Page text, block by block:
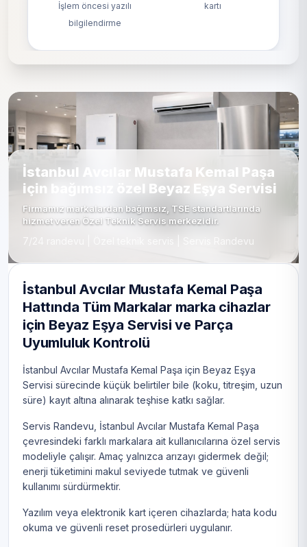
İşlem öncesi yazılı
bilgilendirme
kartı
İstanbul Avcılar Mustafa Kemal Paşa
için bağımsız özel Beyaz Eşya Servisi
Firmamız markalardan bağımsız, TSE standartlarında
hizmet veren Özel Teknik Servis merkezidir.
7/24 randevu | Özel teknik servis | Servis Randevu
İstanbul Avcılar Mustafa Kemal Paşa
Hattında Tüm Markalar marka cihazlar
için Beyaz Eşya Servisi ve Parça
Uyumluluk Kontrolü
İstanbul Avcılar Mustafa Kemal Paşa için Beyaz Eşya
Servisi sürecinde küçük belirtiler bile (koku, titreşim, uzun
süre) kayıt altına alınarak teşhise katkı sağlar.
Servis Randevu, İstanbul Avcılar Mustafa Kemal Paşa
çevresindeki farklı markalara ait kullanıcılarına özel servis
modeliyle çalışır. Amaç yalnızca arızayı gidermek değil;
enerji tüketimini makul seviyede tutmak ve güvenli
kullanımı sürdürmektir.
Yazılım veya elektronik kart içeren cihazlarda; hata kodu
okuma ve güvenli reset prosedürleri uygulanır.